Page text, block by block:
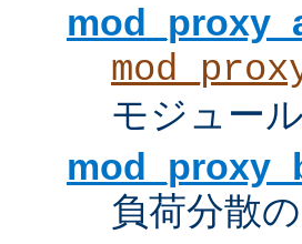
モジュール
負荷分散